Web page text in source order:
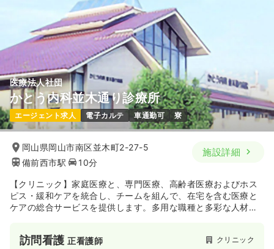
8:00～17:00（休憩60分）
日曜休み
4週8休以上 第二新卒可 月給27万円以上可
気になる 詳細を見る
外来正看護師 一般病院
日勤のみ（常勤） 一時募集休止
給与 23.9万円 /月 賞与3.7ヶ月
※経験5年の例
時間 9:00～18:00（休憩60分）
4週8休以上
ブランク可
第二新卒可
月給38万円以上可
医療法人社団
かとう内科並木通り診療所
エージェント求人 電子カルテ 車通勤可 寮
岡山県岡山市南区並木町2-27-5
備前西市駅
10分
施設詳細
【クリニック】家庭医療と、専門医療、高齢者医療およびホス
ピス・緩和ケアを統合し、チームを組んで、在宅を含む医療と
ケアの総合サービスを提供します。多用な職種と多彩な人材の
訪問看護正看護師 クリニック